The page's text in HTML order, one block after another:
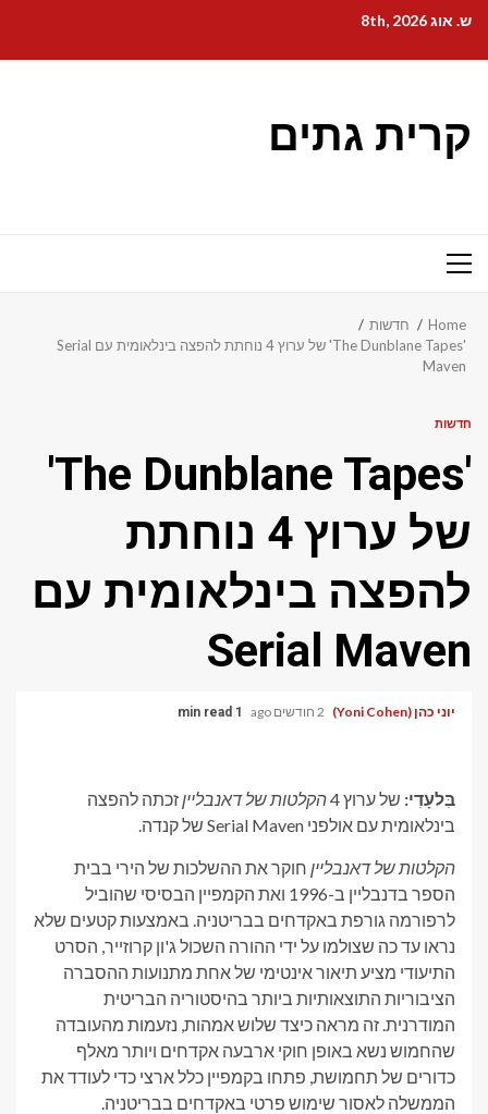
content
ש. אוג 8th, 2026
קרית גתים
Primary
Home
חדשות
'The Dunblane Tapes' של ערוץ 4 נוחתת להפצה בינלאומית עם Serial
Maven
חדשות
'The Dunblane Tapes'
של ערוץ 4 נוחתת
להפצה בינלאומית עם
Serial Maven
יוני כהן (Yoni Cohen) 2 חודשים ago 1 min read
בִּלעָדִי: של ערוץ 4 הקלטות של דאנבלייןזכתה להפצה
בינלאומית עם אולפני Serial Maven של קנדה.
הקלטות של דאנבליין חוקר את ההשלכות של הירי בבית
הספר בדנבליין ב-1996 ואת הקמפיין הבסיסי שהוביל
לרפורמה גורפת באקדחים בבריטניה. באמצעות קטעים שלא
נראו עד כה שצולמו על ידי ההורה השכול ג'ון קרוזייר, הסרט
התיעודי מציע תיאור אינטימי של אחת מתנועות ההסברה
הציבוריות התוצאותיות ביותר בהיסטוריה הבריטית
המודרנית. זה מראה כיצד שלוש אמהות, נזעמות מהעובדה
שהחמוש נשא באופן חוקי ארבעה אקדחים ויותר מאלף
כדורים של תחמושת, פתחו בקמפיין כלל ארצי כדי לעודד את
הממשלה לאסור שימוש פרטי באקדחים בבריטניה.